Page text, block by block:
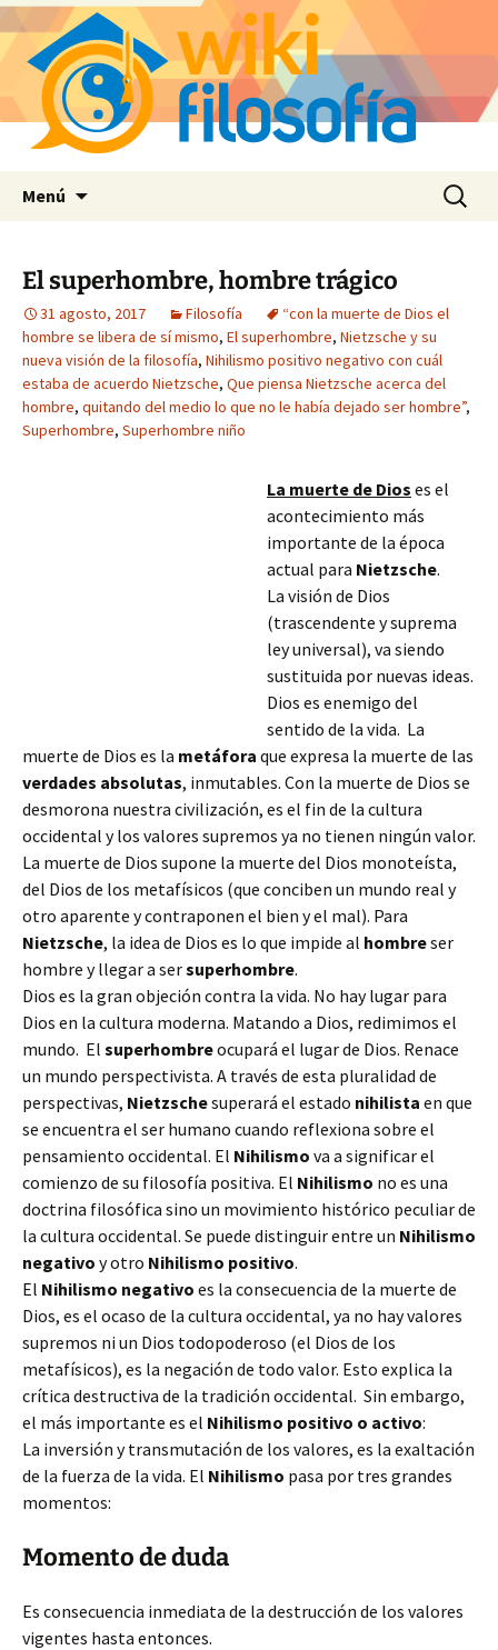
Menú Buscar:
El superhombre, hombre trágico
31 agosto, 2017 Filosofía
“con la muerte de Dios el
hombre se libera de sí mismo, El superhombre, Nietzsche y su
nueva visión de la filosofía, Nihilismo positivo negativo con cuál
estaba de acuerdo Nietzsche, Que piensa Nietzsche acerca del
hombre, quitando del medio lo que no le había dejado ser hombre”,
Superhombre, Superhombre niño
La muerte de Dios es el
acontecimiento más
importante de la época
actual para Nietzsche.
La visión de Dios
(trascendente y suprema
ley universal), va siendo
sustituida por nuevas ideas.
Dios es enemigo del
sentido de la vida. La
muerte de Dios es la metáfora que expresa la muerte de las
verdades absolutas, inmutables. Con la muerte de Dios se
desmorona nuestra civilización, es el fin de la cultura
occidental y los valores supremos ya no tienen ningún valor.
La muerte de Dios supone la muerte del Dios monoteísta,
del Dios de los metafísicos (que conciben un mundo real y
otro aparente y contraponen el bien y el mal). Para
Nietzsche, la idea de Dios es lo que impide al hombreser
hombre y llegar a sersuperhombre.
Dios es la gran objeción contra la vida. No hay lugar para
Dios en la cultura moderna. Matando a Dios, redimimos el
mundo. El superhombreocupará el lugar de Dios. Renace
un mundo perspectivista. A través de esta pluralidad de
perspectivas, Nietzschesuperará el estado nihilista en que
se encuentra el ser humano cuando reflexiona sobre el
pensamiento occidental. El Nihilismo va a significar el
comienzo de su filosofía positiva. El Nihilismo no es una
doctrina filosófica sino un movimiento histórico peculiar de
la cultura occidental. Se puede distinguir entre un Nihilismo
negativo y otro Nihilismo positivo.
El Nihilismo negativo es la consecuencia de la muerte de
Dios, es el ocaso de la cultura occidental, ya no hay valores
supremos ni un Dios todopoderoso (el Dios de los
metafísicos), es la negación de todo valor. Esto explica la
crítica destructiva de la tradición occidental. Sin embargo,
el más importante es el Nihilismo positivo o activo:
La inversión y transmutación de los valores, es la exaltación
de la fuerza de la vida. El Nihilismo pasa por tres grandes
momentos:
Momento de duda
Es consecuencia inmediata de la destrucción de los valores
vigentes hasta entonces.